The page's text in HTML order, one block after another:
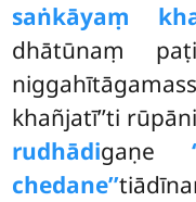
saṅkāyaṃ
dhātūnaṃ
khañjatī’’ti
rudhādigaṇe
chedane’’